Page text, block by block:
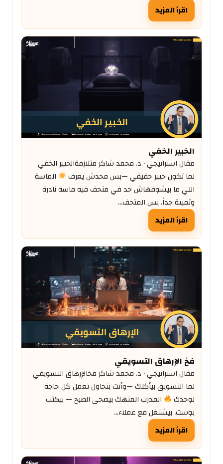
اقرأ المزيد
الخبير الخفي
مقال استراتيجي · د. محمد شاكر متلازمةالخبير الخفي
لما تكون خبير حقيقي —بس محدش يعرف
الماسة
اللي ما بيشوفهاش حد في متحف فيه ماسة نادرة
وثمينة جداً. بس المتحف…
اقرأ المزيد
فخ الإرهاق التسويقي
مقال استراتيجي · د. محمد شاكر فخالإرهاق التسويقي
لما التسويق بيأكلك —وأنت بتحاول تعمل كل حاجة
لوحدك
المدرب المنهك بيصحى الصبح — بيكتب
بوست. بيشتغل مع عملاء…
اقرأ المزيد